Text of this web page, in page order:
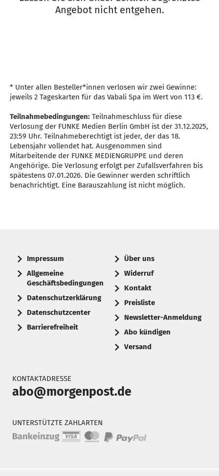
Angebot nicht entgehen.
* Unter allen Besteller*innen verlosen wir zwei Gewinne:
jeweils 2 Tageskarten für das Vabali Spa im Wert von 113 €.
Teilnahmebedingungen: Teilnahmeschluss für diese
Verlosung der FUNKE Medien Berlin GmbH ist der 31.12.2025,
23:59 Uhr. Teilnahmeberechtigt ist jeder, der das 18.
Lebensjahr vollendet hat. Ausgenommen sind
Mitarbeitende der FUNKE MEDIENGRUPPE und deren
Angehörige. Die Verlosung erfolgt per Zufallsverfahren bis
spätestens 07.01.2026. Die Gewinner werden schriftlich
benachrichtigt. Eine Barauszahlung ist nicht möglich.
Impressum
Allgemeine
Geschäftsbedingungen
Datenschutzerklärung
Datenschutzcenter
Barrierefreiheit
Über uns
Widerruf
Kontakt
Preisliste
Newsletter-Anmeldung
Abo kündigen
Versand
KONTAKTADRESSE
abo@morgenpost.de
UNTERSTÜTZTE ZAHLARTEN